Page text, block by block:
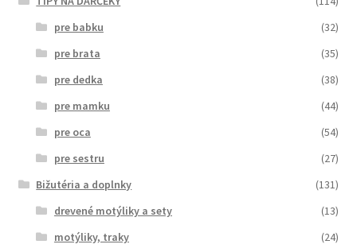
pre babku
(32)
pre brata
(35)
pre dedka
(38)
pre mamku
(44)
pre oca
(54)
pre sestru
(27)
Bižutéria a doplnky
(131)
drevené motýliky a sety
(13)
motýliky, traky
(24)